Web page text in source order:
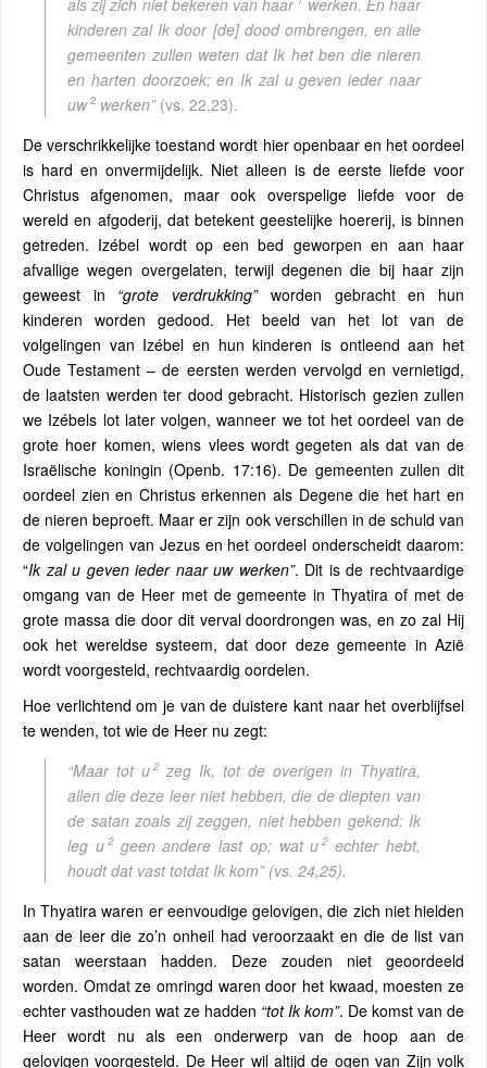
als zij zich niet bekeren van haar werken. En haar
kinderen zal Ik door [de] dood ombrengen, en alle
gemeenten zullen weten dat Ik het ben die nieren
en harten doorzoek; en Ik zal u geven ieder naar
uw 2werken”(vs. 22,23).
De verschrikkelijke toestand wordt hier openbaar en het oordeel
is hard en onvermijdelijk. Niet alleen is de eerste liefde voor
Christus afgenomen, maar ook overspelige liefde voor de
wereld en afgoderij, dat betekent geestelijke hoererij, is binnen
getreden. Izébel wordt op een bed geworpen en aan haar
afvallige wegen overgelaten, terwijl degenen die bij haar zijn
geweest in “grote verdrukking”worden gebracht en hun
kinderen worden gedood. Het beeld van het lot van de
volgelingen van Izébel en hun kinderen is ontleend aan het
Oude Testament – de eersten werden vervolgd en vernietigd,
de laatsten werden ter dood gebracht. Historisch gezien zullen
we Izébels lot later volgen, wanneer we tot het oordeel van de
grote hoer komen, wiens vlees wordt gegeten als dat van de
Israëlische koningin (Openb. 17:16). De gemeenten zullen dit
oordeel zien en Christus erkennen als Degene die het hart en
de nieren beproeft. Maar er zijn ook verschillen in de schuld van
de volgelingen van Jezus en het oordeel onderscheidt daarom:
“Ik zal u geven ieder naar uw werken”. Dit is de rechtvaardige
omgang van de Heer met de gemeente in Thyatira of met de
grote massa die door dit verval doordrongen was, en zo zal Hij
ook het wereldse systeem, dat door deze gemeente in Azië
wordt voorgesteld, rechtvaardig oordelen.
Hoe verlichtend om je van de duistere kant naar het overblijfsel
te wenden, tot wie de Heer nu zegt:
“Maar tot u 2zeg Ik, tot de overigen in Thyatira,
allen die deze leer niet hebben, die de diepten van
de satan zoals zij zeggen, niet hebben gekend: Ik
leg u 2geen andere last op; wat u 2echter hebt,
houdt dat vast totdat Ik kom”(vs. 24,25).
In Thyatira waren er eenvoudige gelovigen, die zich niet hielden
aan de leer die zo’n onheil had veroorzaakt en die de list van
satan weerstaan hadden. Deze zouden niet geoordeeld
worden. Omdat ze omringd waren door het kwaad, moesten ze
echter vasthouden wat ze hadden “tot Ik kom”. De komst van de
Heer wordt nu als een onderwerp van de hoop aan de
gelovigen voorgesteld. De Heer wil altijd de ogen van Zijn volk